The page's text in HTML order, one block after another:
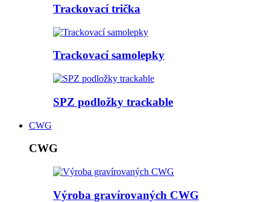
Trackovací trička
Trackovací samolepky
SPZ podložky trackable
CWG
CWG
Výroba gravírovaných CWG